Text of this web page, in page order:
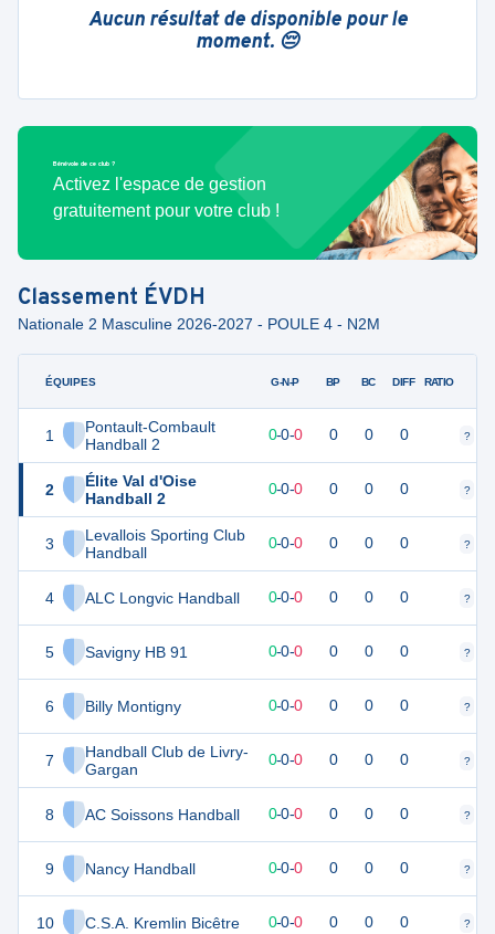
Aucun résultat de disponible pour le
moment. 😔
Bénévole de ce club ?
Activez l'espace de gestion
gratuitement pour votre club !
Classement ÉVDH
Nationale 2 Masculine 2026-2027 - POULE 4 - N2M
ÉQUIPES
1
Pontault-Combault
Handball 2
2
Élite Val d'Oise
Handball 2
3
Levallois Sporting Club
Handball
4 ALC Longvic Handball
5 Savigny HB 91
6 Billy Montigny
7
Handball Club de Livry-
Gargan
8 AC Soissons Handball
9 Nancy Handball
10 C.S.A. Kremlin Bicêtre
G-N-P BP BC DIFF RATIO
0 0-0-0 0 0 0 ?
0-0-0 0 0 0 ?
0 0 0-0-0 0 0 0 ?
0 0 0-0-0 0 0 0 ?
0-0-0 0 0 0 ?
0-0-0 0 0 0 ?
0 0 0-0-0 0 0 0 ?
0 0 0-0-0 0 0 0 ?
0-0-0 0 0 0 ?
0 0 0-0-0 0 0 0 ?